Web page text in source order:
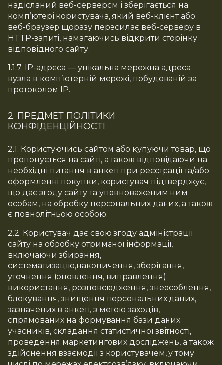
надісланий веб-сервером і зберігається на
комп’ютері користувача, який веб-клієнт або
веб-браузер щоразу пересилає веб-серверу в
HTTP-запиті, намагаючись відкрити сторінку
відповідного сайту.
1.1.7. IP-адреса — унікальна мережна адреса
вузла в комп’ютерній мережі, побудованій за
протоколом IP.
2. ПРЕДМЕТ ПОЛІТИКИ
КОНФІДЕНЦІЙНОСТІ
2.1. Користуючись сайтом або купуючи товар, що
пропонується на сайті, а також відповідаючи на
необхідні питання в анкеті при реєстрації та/або
оформленні покупки, користувач підтверджує,
що дає згоду сайту та уповноваженим ним
особам, на обробку персональних даних, а також
є повнолітньою особою.
2.2. Користувач дає свою згоду адміністрації
сайту на обробку отриманої інформації,
включаючи збирання,
систематизацію,накопичення, зберігання,
уточнення (оновлення, виправлення),
використання, розповсюдження, знеособлення,
блокування, знищення персональних даних,
зазначених в анкеті, з метою заходів,
спрямованих на формування бази даних
учасників, складання статистичної звітності,
проведення маркетингових досліджень, а також
здійснення взаємодії з користувачем, у тому